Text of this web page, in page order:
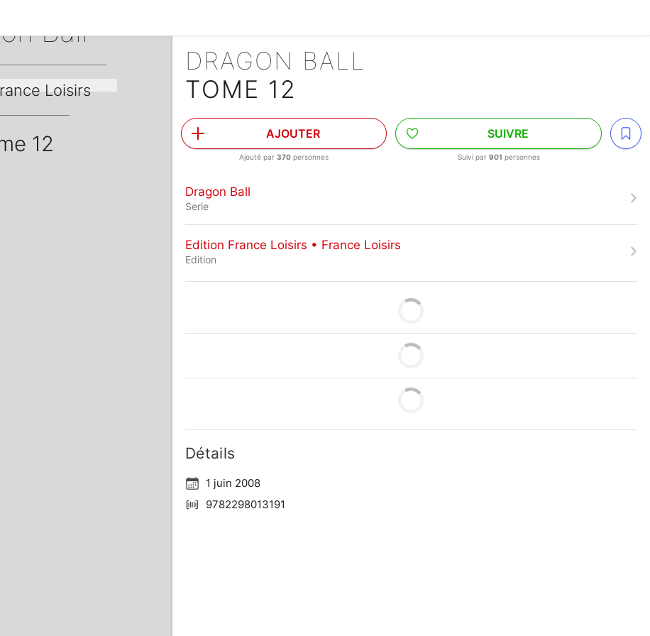
Ball
Loisirs
12
DRAGON BALL
TOME 12
AJOUTER
Ajouté par370 personnes
SUIVRE
Suivi par 901 personnes
Dragon Ball
Serie
Edition France Loisirs • France Loisirs
Edition
Détails
1 juin 2008
9782298013191